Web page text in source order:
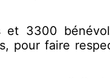
3300
pour faire